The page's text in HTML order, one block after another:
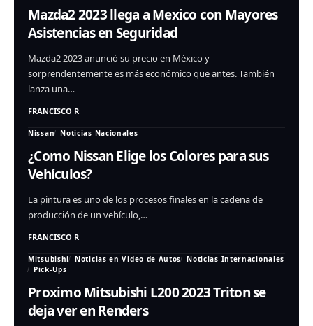
Mazda2 2023 llega a Mexico con Mayores
Asistencias en Seguridad
Mazda2 2023 anunció su precio en México y
sorprendentemente es más económico que antes. También
lanza una…
FRANCISCO R
Nissan Noticias Nacionales
¿Como Nissan Elige los Colores para sus
Vehículos?
La pintura es uno de los procesos finales en la cadena de
producción de un vehículo,…
FRANCISCO R
Mitsubishi Noticias en Video de Autos
Noticias Internacionales
Pick-Ups
Proximo Mitsubishi L200 2023 Triton se
deja ver en Renders